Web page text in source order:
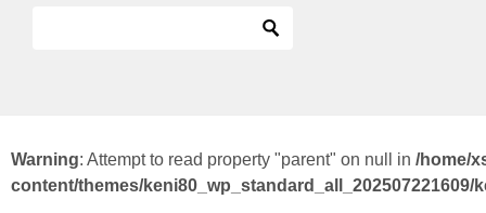
Warning: Attempt to read property "parent" on null in /home/
content/themes/keni80_wp_standard_all_202507221609/